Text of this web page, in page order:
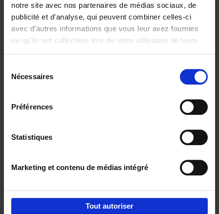
notre site avec nos partenaires de médias sociaux, de
publicité et d'analyse, qui peuvent combiner celles-ci
avec d'autres informations que vous leur avez fournies
ou qu'ils ont collectées lors de votre utilisation de leurs
Nécessaires
Préférences
Statistiques
Marketing et contenu de médias intégré
Tout autoriser
€29,99
Digital marketing like a PRO -
completely revised edition (EN)